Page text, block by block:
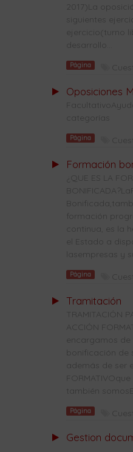
2017)La
siguientes
ejercicio(turno
desarrollo...
Página
Oposiciones
categorías
Página
Formación
¿QUE ES LA
formación
continua, es la
el Estado a
lasempresas y
Página
Tramitación
TRAMITACIÓN
ACCIÓN
encargamos
bonificación de
además de ser
también
Página
Gestion